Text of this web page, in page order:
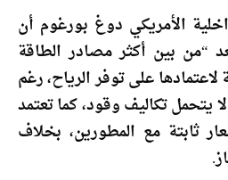
الأمريكي دوغ بورغوم أن
“من بين أكثر مصادر الطاقة
لاعتمادها على توفر الرياح، رغم
يتحمل تكاليف وقود، كما تعتمد
ثابتة مع المطورين، بخلاف